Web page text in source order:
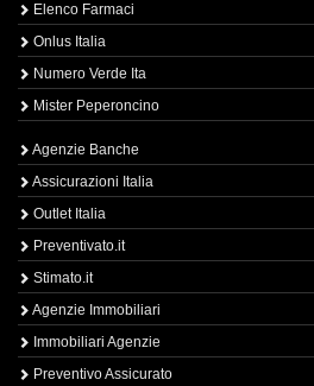
Elenco Farmaci
Onlus Italia
Numero Verde Ita
Mister Peperoncino
Agenzie Banche
Assicurazioni Italia
Outlet Italia
Preventivato.it
Stimato.it
Agenzie Immobiliari
Immobiliari Agenzie
Preventivo Assicurato